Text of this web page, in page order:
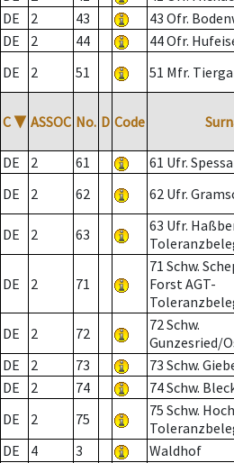
DE
2 43 43 Ofr.
DE
2 44 44 Ofr.
DE
2 51 51 Mfr.
C ▼ ASSOC No. D Code
DE 2 61 61 Ufr.
DE
2 62 62 Ufr.
DE 2 63
63 Ufr.
DE 2 71
71 Schw.
Forst AGT-
DE 2 72
72 Schw.
Gunzesried/
DE
2 73 73 Schw.
DE
2 74 74 Schw.
DE
2 75
75 Schw.
DE
4 3 Waldhof